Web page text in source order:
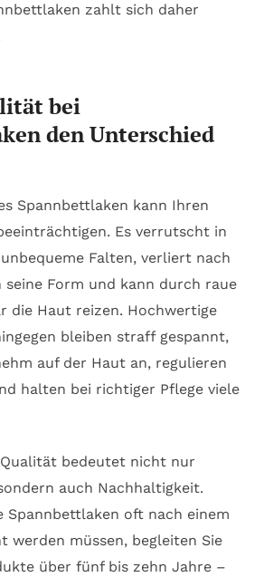
zahlt sich daher
bei
den Unterschied
Spannbettlaken kann Ihren
Es verrutscht in
Falten, verliert nach
seine Form und kann durch raue
die Haut reizen. Hochwertige
bleiben straff gespannt,
auf der Haut an, regulieren
halten bei richtiger Pflege viele
bedeutet nicht nur
auch Nachhaltigkeit.
Spannbettlaken oft nach einem
werden müssen, begleiten Sie
über fünf bis zehn Jahre –